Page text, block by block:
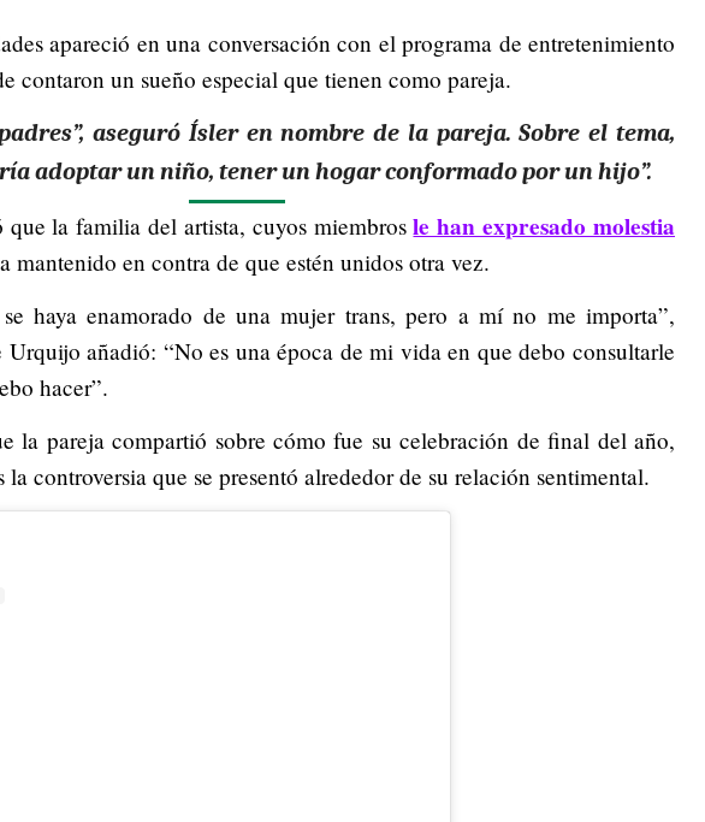
apareció en una conversación con el programa de entretenimiento
contaron un sueño especial que tienen como pareja.
aseguró Ísler en nombre de la pareja. Sobre el tema,
adoptar un niño, tener un hogar conformado por un hijo”.
la familia del artista, cuyos miembrosle han expresado molestia
mantenido en contra de que estén unidos otra vez.
haya enamorado de una mujer trans, pero a mí no me importa”,
añadió: “No es una época de mi vida en que debo consultarle
hacer”.
la pareja compartió sobre cómo fue su celebración de final del año,
la controversia que se presentó alrededor de su relación sentimental.